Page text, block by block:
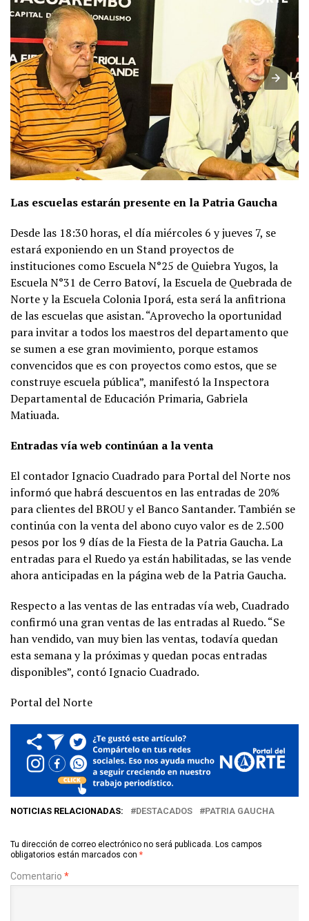
Las escuelas estarán presente en la Patria Gaucha
Desde las 18:30 horas, el día miércoles 6 y jueves 7, se
estará exponiendo en un Stand proyectos de
instituciones como Escuela N°25 de Quiebra Yugos, la
Escuela N°31 de Cerro Batoví, la Escuela de Quebrada de
Norte y la Escuela Colonia Iporá, esta será la anfitriona
de las escuelas que asistan. “Aprovecho la oportunidad
para invitar a todos los maestros del departamento que
se sumen a ese gran movimiento, porque estamos
convencidos que es con proyectos como estos, que se
construye escuela pública”, manifestó la Inspectora
Departamental de Educación Primaria, Gabriela
Matiuada.
Entradas vía web continúan a la venta
El contador Ignacio Cuadrado para Portal del Norte nos
informó que habrá descuentos en las entradas de 20%
para clientes del BROU y el Banco Santander. También se
continúa con la venta del abono cuyo valor es de 2.500
pesos por los 9 días de la Fiesta de la Patria Gaucha. La
entradas para el Ruedo ya están habilitadas, se las vende
ahora anticipadas en la página web de la Patria Gaucha.
Respecto a las ventas de las entradas vía web, Cuadrado
confirmó una gran ventas de las entradas al Ruedo. “Se
han vendido, van muy bien las ventas, todavía quedan
esta semana y la próximas y quedan pocas entradas
disponibles”, contó Ignacio Cuadrado.
Portal del Norte
NOTICIAS RELACIONADAS: DESTACADOS PATRIA GAUCHA
Tu dirección de correo electrónico no será publicada. Los campos
obligatorios están marcados con *
Comentario *